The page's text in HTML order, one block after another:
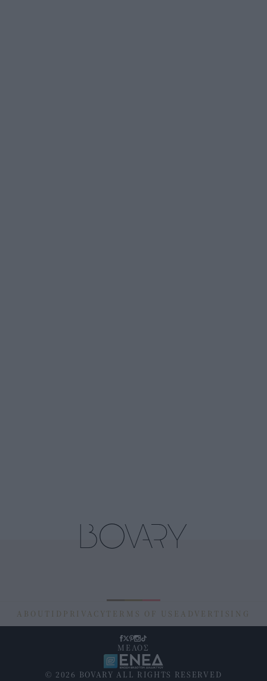
ABOUT ID PRIVACY TERMS OF USE ADVERTISING
© 2026 BOVARY ALL RIGHTS RESERVED
ΜΕΛΟΣ